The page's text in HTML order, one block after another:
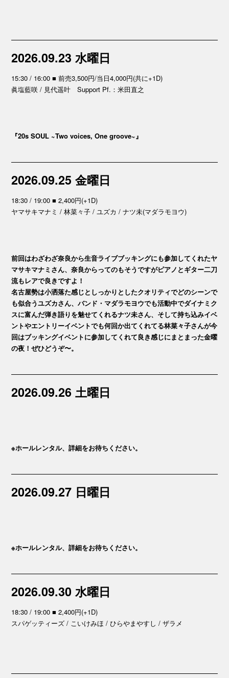
2026.09.23 水曜日
15:30 / 16:00 ■ 前売3,500円/当日4,000円(共に+1D)
眞塩藍咲 / 見代遥叶 Support Pf.：米田直之
『20s SOUL ~Two voices, One groove~』
2026.09.25 金曜日
18:30 / 19:00 ■ 2,400円(+1D)
ヤマサキマナミ / 林菜々子 / ユズカ / ナツ未(マダラモヨウ)
前回はわざわざ奈良から生音ライブブッキングにも参加してくれたヤ
マサキマナミさん、奈良からってのもそうですがピアノとギター二刀
流もレアで良きですよ！
名古屋勢は小洒落た感じとしっかりとしたクオリティでどのシーンで
も似合うユズカさん、バンド・マダラモヨウでも活動中でダイナミク
スに富んだ弾き語りを魅せてくれるナツ未さん、そして持ち込みイベ
ントやエントリーイベントでも何回か出てくれてる林菜々子さんが今
回はブッキングイベントに参加してくれて良き感じにまとまった金曜
の夜！ぜひどうぞ〜。
2026.09.26 土曜日
※ホールレンタル、詳細をお待ちください。
2026.09.27 日曜日
※ホールレンタル、詳細をお待ちください。
2026.09.30 水曜日
18:30 / 19:00 ■ 2,400円(+1D)
スパゲッティーズ / こいけみほ / ひらやまやすし / ザラメ